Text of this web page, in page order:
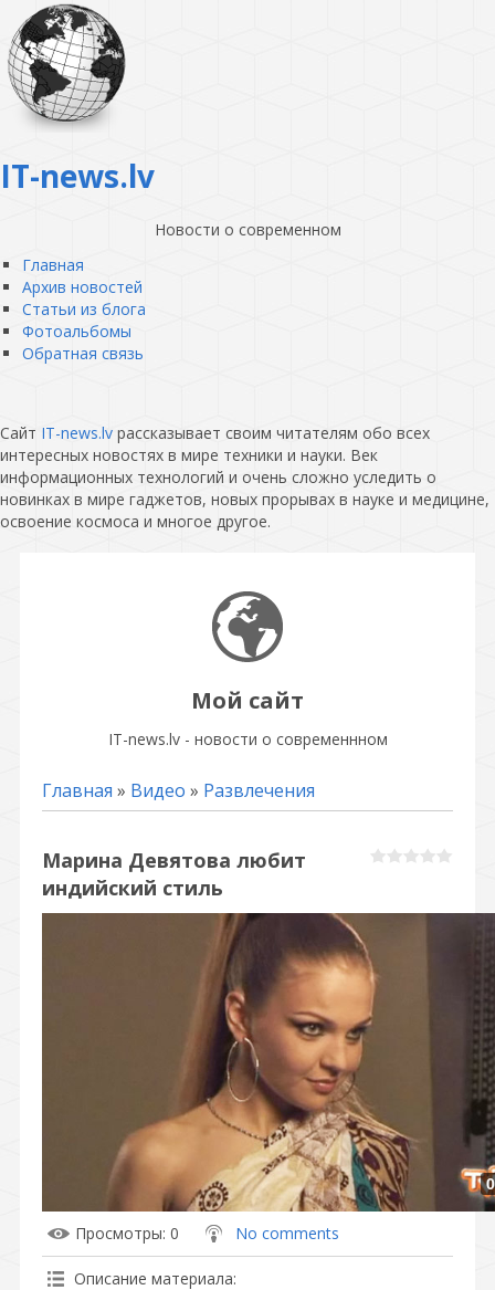
IT-news.lv
Новости о современном
Главная
Архив новостей
Статьи из блога
Фотоальбомы
Обратная связь
Сайт IT-news.lv рассказывает своим читателям обо всех
интересных новостях в мире техники и науки. Век
информационных технологий и очень сложно уследить о
новинках в мире гаджетов, новых прорывах в науке и медицине,
освоение космоса и многое другое.
Мой сайт
IT-news.lv - новости о современнном
Главная » Видео » Развлечения
Марина Девятова любит
индийский стиль
Просмотры: 0 No comments
Описание материала: